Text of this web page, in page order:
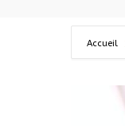
Accueil